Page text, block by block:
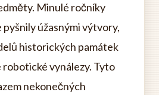
Minulé ročníky
pyšnily úžasnými výtvory,
historických památek
vynálezy. Tyto
nekonečných